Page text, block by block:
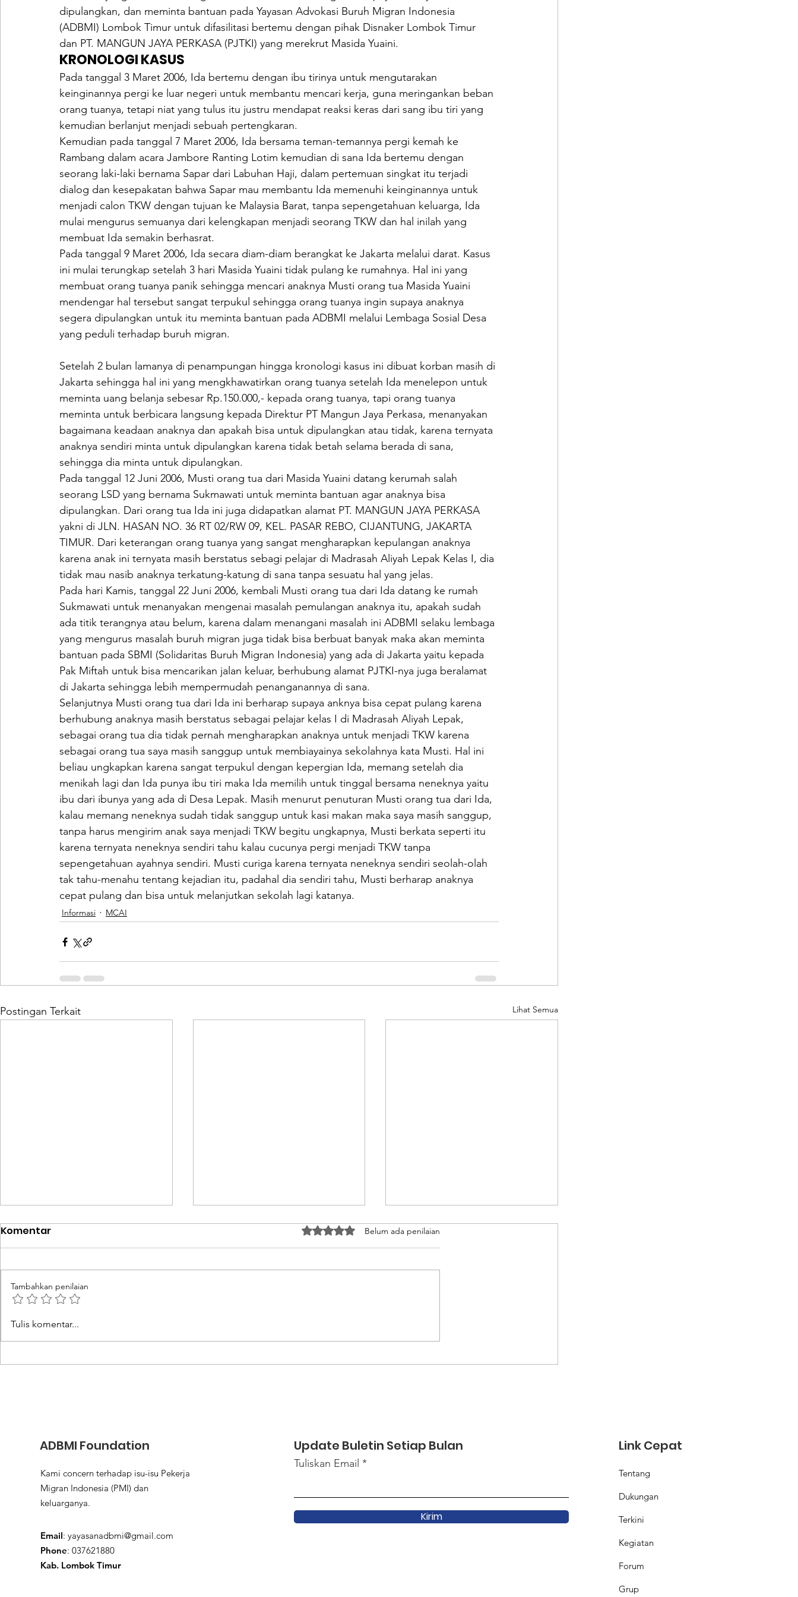
dipulangkan, dan meminta bantuan pada Yayasan Advokasi Buruh Migran Indonesia
(ADBMI) Lombok Timur untuk difasilitasi bertemu dengan pihak Disnaker Lombok Timur
dan PT. MANGUN JAYA PERKASA (PJTKI) yang merekrut Masida Yuaini.
KRONOLOGI KASUS
Pada tanggal 3 Maret 2006, Ida bertemu dengan ibu tirinya untuk mengutarakan
keinginannya pergi ke luar negeri untuk membantu mencari kerja, guna meringankan beban
orang tuanya, tetapi niat yang tulus itu justru mendapat reaksi keras dari sang ibu tiri yang
kemudian berlanjut menjadi sebuah pertengkaran.
Kemudian pada tanggal 7 Maret 2006, Ida bersama teman-temannya pergi kemah ke
Rambang dalam acara Jambore Ranting Lotim kemudian di sana Ida bertemu dengan
seorang laki-laki bernama Sapar dari Labuhan Haji, dalam pertemuan singkat itu terjadi
dialog dan kesepakatan bahwa Sapar mau membantu Ida memenuhi keinginannya untuk
menjadi calon TKW dengan tujuan ke Malaysia Barat, tanpa sepengetahuan keluarga, Ida
mulai mengurus semuanya dari kelengkapan menjadi seorang TKW dan hal inilah yang
membuat Ida semakin berhasrat.
Pada tanggal 9 Maret 2006, Ida secara diam-diam berangkat ke Jakarta melalui darat. Kasus
ini mulai terungkap setelah 3 hari Masida Yuaini tidak pulang ke rumahnya. Hal ini yang
membuat orang tuanya panik sehingga mencari anaknya Musti orang tua Masida Yuaini
mendengar hal tersebut sangat terpukul sehingga orang tuanya ingin supaya anaknya
segera dipulangkan untuk itu meminta bantuan pada ADBMI melalui Lembaga Sosial Desa
yang peduli terhadap buruh migran.
Setelah 2 bulan lamanya di penampungan hingga kronologi kasus ini dibuat korban masih di
Jakarta sehingga hal ini yang mengkhawatirkan orang tuanya setelah Ida menelepon untuk
meminta uang belanja sebesar Rp.150.000,- kepada orang tuanya, tapi orang tuanya
meminta untuk berbicara langsung kepada Direktur PT Mangun Jaya Perkasa, menanyakan
bagaimana keadaan anaknya dan apakah bisa untuk dipulangkan atau tidak, karena ternyata
anaknya sendiri minta untuk dipulangkan karena tidak betah selama berada di sana,
sehingga dia minta untuk dipulangkan.
Pada tanggal 12 Juni 2006, Musti orang tua dari Masida Yuaini datang kerumah salah
seorang LSD yang bernama Sukmawati untuk meminta bantuan agar anaknya bisa
dipulangkan. Dari orang tua Ida ini juga didapatkan alamat PT. MANGUN JAYA PERKASA
yakni di JLN. HASAN NO. 36 RT 02/RW 09, KEL. PASAR REBO, CIJANTUNG, JAKARTA
TIMUR. Dari keterangan orang tuanya yang sangat mengharapkan kepulangan anaknya
karena anak ini ternyata masih berstatus sebagi pelajar di Madrasah Aliyah Lepak Kelas I, dia
tidak mau nasib anaknya terkatung-katung di sana tanpa sesuatu hal yang jelas.
Pada hari Kamis, tanggal 22 Juni 2006, kembali Musti orang tua dari Ida datang ke rumah
Sukmawati untuk menanyakan mengenai masalah pemulangan anaknya itu, apakah sudah
ada titik terangnya atau belum, karena dalam menangani masalah ini ADBMI selaku lembaga
yang mengurus masalah buruh migran juga tidak bisa berbuat banyak maka akan meminta
bantuan pada SBMI (Solidaritas Buruh Migran Indonesia) yang ada di Jakarta yaitu kepada
Pak Miftah untuk bisa mencarikan jalan keluar, berhubung alamat PJTKI-nya juga beralamat
di Jakarta sehingga lebih mempermudah penanganannya di sana.
Selanjutnya Musti orang tua dari Ida ini berharap supaya anknya bisa cepat pulang karena
berhubung anaknya masih berstatus sebagai pelajar kelas I di Madrasah Aliyah Lepak,
sebagai orang tua dia tidak pernah mengharapkan anaknya untuk menjadi TKW karena
sebagai orang tua saya masih sanggup untuk membiayainya sekolahnya kata Musti. Hal ini
beliau ungkapkan karena sangat terpukul dengan kepergian Ida, memang setelah dia
menikah lagi dan Ida punya ibu tiri maka Ida memilih untuk tinggal bersama neneknya yaitu
ibu dari ibunya yang ada di Desa Lepak. Masih menurut penuturan Musti orang tua dari Ida,
kalau memang neneknya sudah tidak sanggup untuk kasi makan maka saya masih sanggup,
tanpa harus mengirim anak saya menjadi TKW begitu ungkapnya, Musti berkata seperti itu
karena ternyata neneknya sendiri tahu kalau cucunya pergi menjadi TKW tanpa
sepengetahuan ayahnya sendiri. Musti curiga karena ternyata neneknya sendiri seolah-olah
tak tahu-menahu tentang kejadian itu, padahal dia sendiri tahu, Musti berharap anaknya
cepat pulang dan bisa untuk melanjutkan sekolah lagi katanya.
Informasi MCAI
Postingan Terkait Lihat Semua
Menjaga Ketahanan
Keluarga Migran Lewat
Tinggi Jadi Daya Tarik
Dapatkan Informasi
Komentar Dinilai 0 dari 5 bintang.
Belum ada penilaian
Tambahkan penilaian
Tulis komentar...
ADBMI Foundation
Kami concern terhadap isu-isu Pekerja
Migran Indonesia (PMI) dan
keluarganya.
Email: yayasanadbmi@gmail.com
Phone: 037621880
Kab. Lombok Timur
Update Buletin Setiap Bulan
Tuliskan Email
Kirim
Link Cepat
Tentang
Dukungan
Terkini
Kegiatan
Forum
Grup